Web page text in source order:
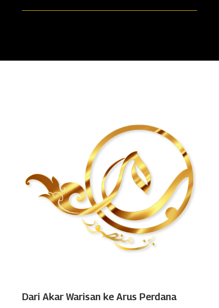
Dari Akar Warisan ke Arus Perdana